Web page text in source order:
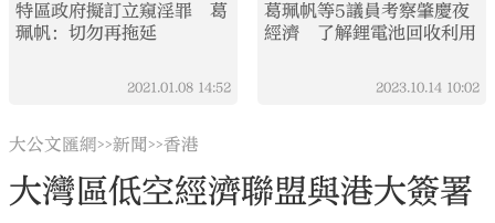
特區政府擬訂立窺淫罪 葛
珮帆：切勿再拖延
2021.01.08 14:52
葛珮帆等5議員考察肇慶夜
經濟 了解鋰電池回收利用
2023.10.14 10:02
大公文匯網>>新聞>>香港
大灣區低空經濟聯盟與港大簽署